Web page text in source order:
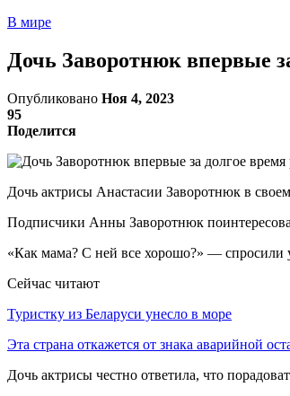
В мире
Дочь Заворотнюк впервые
Опубликовано Ноя 4, 2023
95
Поделится
Дочь актрисы Анастасии Заворотнюк в
Подписчики Анны Заворотнюк
«Как мама? С ней все хорошо?» —
Сейчас читают
Туристку из Беларуси унесло в море
Эта страна откажется от знака аварийной
Дочь актрисы честно ответила, что